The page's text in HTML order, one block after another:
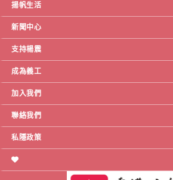
揚帆生活
新聞中心
支持楊震
成為義工
加入我們
聯絡我們
私隱政策